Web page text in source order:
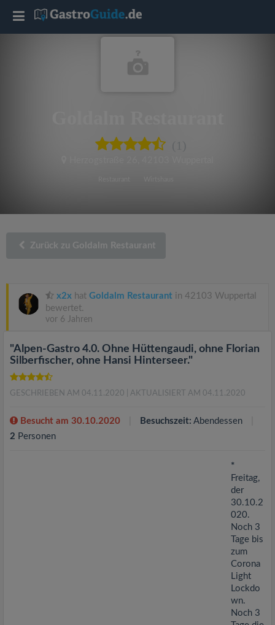
(1)
Zurück zu Goldalm Restaurant
x2x hat Goldalm Restaurant in 42103 Wuppertal
bewertet.
vor 6 Jahren
"Alpen-Gastro 4.0. Ohne Hüttengaudi, ohne Florian
Silberfischer, ohne Hansi Hinterseer."
GESCHRIEBEN AM 04.11.2020 | AKTUALISIERT AM 04.11.2020
Besucht am 30.10.2020 Besuchszeit: Abendessen
2 Personen
*
Freitag,
der
30.10.2
020.
Noch 3
Tage bis
zum
Corona
Light
Lockdo
wn.
Noch 3
T
i
a
i